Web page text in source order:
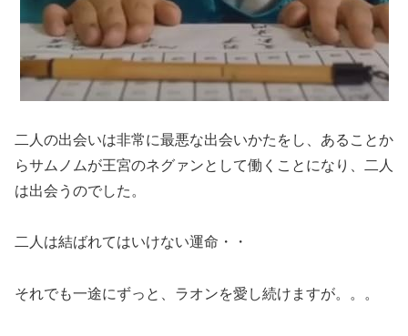
二人の出会いは非常に最悪な出会いかたをし、あることか
らサムノムが王宮のネグァンとして働くことになり、二人
は出会うのでした。
二人は結ばれてはいけない運命・・
それでも一途にずっと、ラオンを愛し続けますが。。。